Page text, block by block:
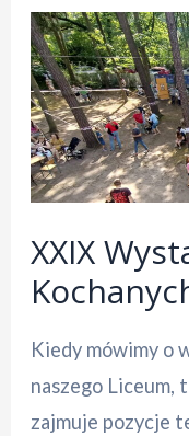
XXIX
Kiedy mówimy o
naszego Liceum,
zajmuje pozycje